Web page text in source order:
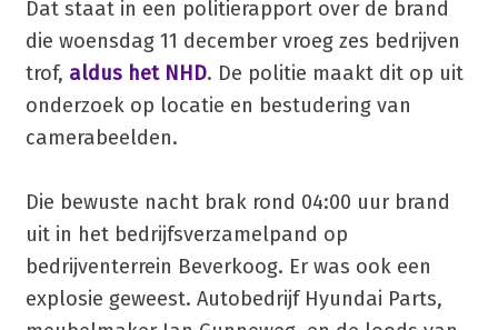
Dat staat in een politierapport over de brand
die woensdag 11 december vroeg zes bedrijven
trof, aldus het NHD. De politie maakt dit op uit
onderzoek op locatie en bestudering van
camerabeelden.
Die bewuste nacht brak rond 04:00 uur brand
uit in het bedrijfsverzamelpand op
bedrijventerrein Beverkoog. Er was ook een
explosie geweest. Autobedrijf Hyundai Parts,